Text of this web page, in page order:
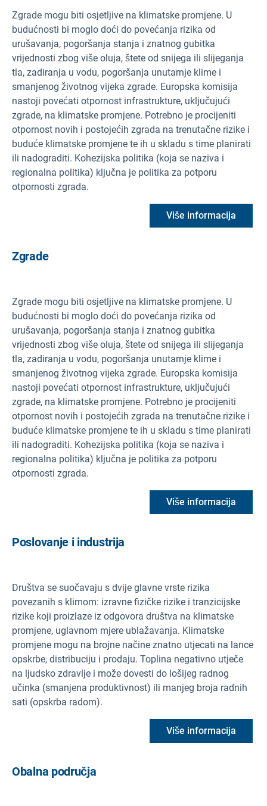
Zgrade mogu biti osjetljive na klimatske promjene. U
budućnosti bi moglo doći do povećanja rizika od
urušavanja, pogoršanja stanja i znatnog gubitka
vrijednosti zbog više oluja, štete od snijega ili slijeganja
tla, zadiranja u vodu, pogoršanja unutarnje klime i
smanjenog životnog vijeka zgrade. Europska komisija
nastoji povećati otpornost infrastrukture, uključujući
zgrade, na klimatske promjene. Potrebno je procijeniti
otpornost novih i postojećih zgrada na trenutačne rizike i
buduće klimatske promjene te ih u skladu s time planirati
ili nadograditi. Kohezijska politika (koja se naziva i
regionalna politika) ključna je politika za potporu
otpornosti zgrada.
Više informacija
Zgrade
Zgrade mogu biti osjetljive na klimatske promjene. U
budućnosti bi moglo doći do povećanja rizika od
urušavanja, pogoršanja stanja i znatnog gubitka
vrijednosti zbog više oluja, štete od snijega ili slijeganja
tla, zadiranja u vodu, pogoršanja unutarnje klime i
smanjenog životnog vijeka zgrade. Europska komisija
nastoji povećati otpornost infrastrukture, uključujući
zgrade, na klimatske promjene. Potrebno je procijeniti
otpornost novih i postojećih zgrada na trenutačne rizike i
buduće klimatske promjene te ih u skladu s time planirati
ili nadograditi. Kohezijska politika (koja se naziva i
regionalna politika) ključna je politika za potporu
otpornosti zgrada.
Više informacija
Poslovanje i industrija
Društva se suočavaju s dvije glavne vrste rizika
povezanih s klimom: izravne fizičke rizike i tranzicijske
rizike koji proizlaze iz odgovora društva na klimatske
promjene, uglavnom mjere ublažavanja. Klimatske
promjene mogu na brojne načine znatno utjecati na lance
opskrbe, distribuciju i prodaju. Toplina negativno utječe
na ljudsko zdravlje i može dovesti do lošijeg radnog
učinka (smanjena produktivnost) ili manjeg broja radnih
sati (opskrba radom).
Više informacija
Obalna područja